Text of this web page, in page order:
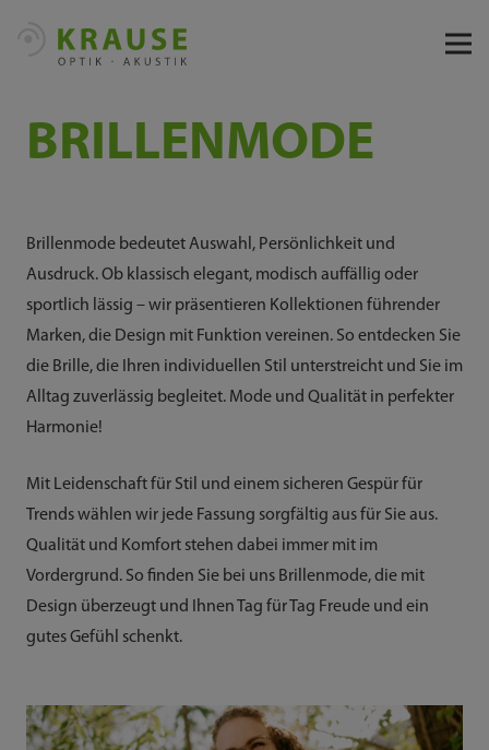
BRILLENMODE
Brillenmode bedeutet Auswahl, Persönlichkeit und
Ausdruck. Ob klassisch elegant, modisch auffällig oder
sportlich lässig – wir präsentieren Kollektionen führender
Marken, die Design mit Funktion vereinen. So entdecken Sie
die Brille, die Ihren individuellen Stil unterstreicht und Sie im
Alltag zuverlässig begleitet. Mode und Qualität in perfekter
Harmonie!
Mit Leidenschaft für Stil und einem sicheren Gespür für
Trends wählen wir jede Fassung sorgfältig aus für Sie aus.
Qualität und Komfort stehen dabei immer mit im
Vordergrund. So finden Sie bei uns Brillenmode, die mit
Design überzeugt und Ihnen Tag für Tag Freude und ein
gutes Gefühl schenkt.